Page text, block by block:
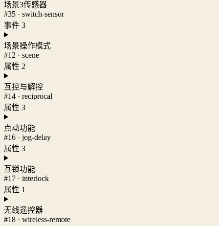
场景3传感器
#35 · switch-sensor
事件 3
场景操作模式
#12 · scene
属性 2
互控与解控
#14 · reciprocal
属性 3
点动功能
#16 · jog-delay
属性 3
互锁功能
#17 · interlock
属性 1
无线遥控器
#18 · wireless-remote